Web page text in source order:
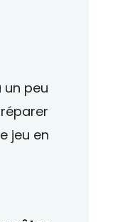
un peu
jeu en